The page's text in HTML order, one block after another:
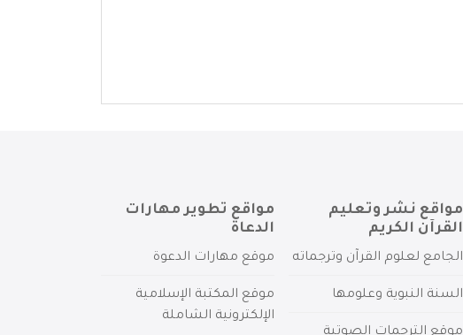
مواقع نشر وتعليم
القرآن الكريم
الجامع لعلوم القرآن وترجماته
السنة النبوية وعلومها
مواقع تطوير مهارات
الدعاة
موقع مهارات الدعوة
موقع المكتبة الإسلامية
الإلكترونية الشاملة